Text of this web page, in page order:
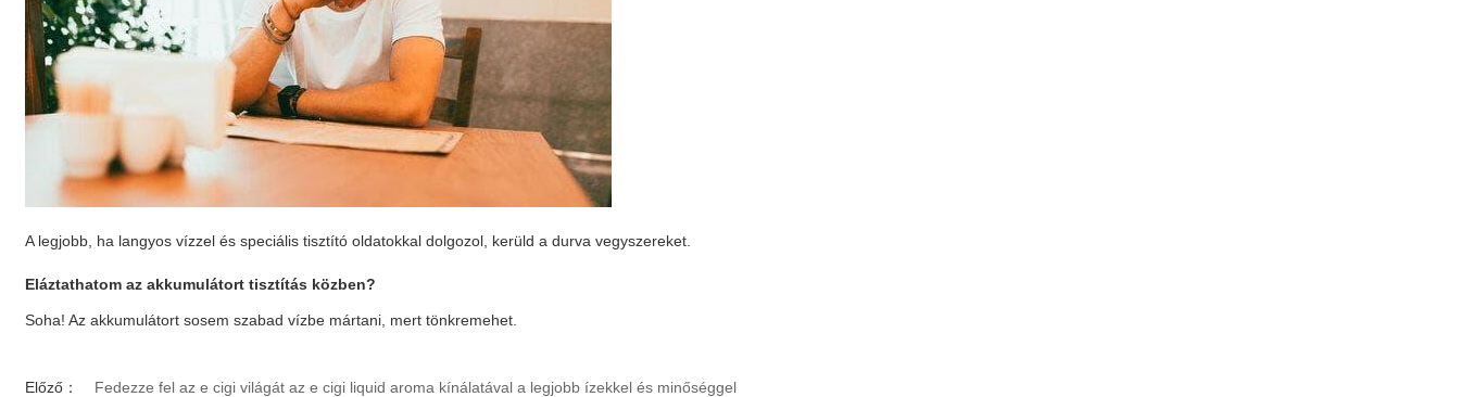
A legjobb, ha langyos vízzel és speciális tisztító oldatokkal dolgozol, kerüld a durva vegyszereket.
Eláztathatom az akkumulátort tisztítás közben?
Soha! Az akkumulátort sosem szabad vízbe mártani, mert tönkremehet.
Előző：
Fedezze fel az e cigi világát az e cigi liquid aroma kínálatával a legjobb ízekkel és minőséggel